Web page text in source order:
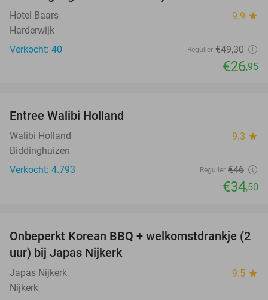
Hotel Baars 9.9 star
Harderwijk
Verkocht: 40
Regulier €49,30
€26,95
Entree Walibi Holland
Walibi Holland 9.3 star
Biddinghuizen
Verkocht: 4.793
Regulier €46
€34,50
34%
Onbeperkt Korean BBQ + welkomstdrankje (2
uur) bij Japas Nijkerk
Japas Nijkerk 9.5 star
Nijkerk